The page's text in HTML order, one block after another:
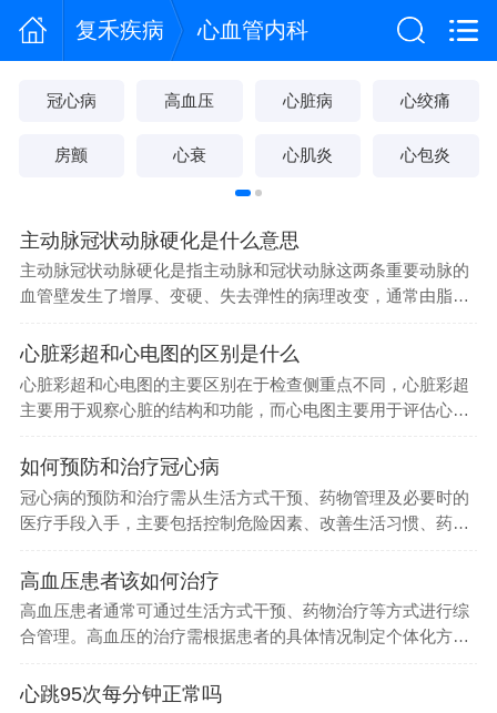
复禾疾病 心血管内科
冠心病 高血压 心脏病 心绞痛
房颤 心衰 心肌炎 心包炎
主动脉冠状动脉硬化是什么意思
主动脉冠状动脉硬化是指主动脉和冠状动脉这两条重要动脉的
血管壁发生了增厚、变硬、失去弹性的病理改变，通常由脂质
心脏彩超和心电图的区别是什么
心脏彩超和心电图的主要区别在于检查侧重点不同，心脏彩超
主要用于观察心脏的结构和功能，而心电图主要用于评估心脏
如何预防和治疗冠心病
冠心病的预防和治疗需从生活方式干预、药物管理及必要时的
医疗手段入手，主要包括控制危险因素、改善生活习惯、药物
高血压患者该如何治疗
高血压患者通常可通过生活方式干预、药物治疗等方式进行综
合管理。高血压的治疗需根据患者的具体情况制定个体化方
心跳95次每分钟正常吗